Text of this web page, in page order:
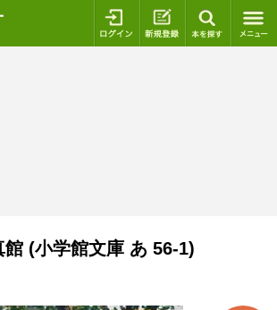
ログイン 新規登録
(小学館文庫 あ 56-1)